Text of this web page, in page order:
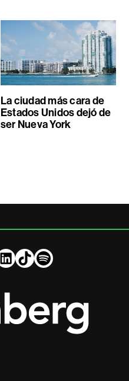
La ciudad más cara de
Estados Unidos dejó de
ser Nueva York